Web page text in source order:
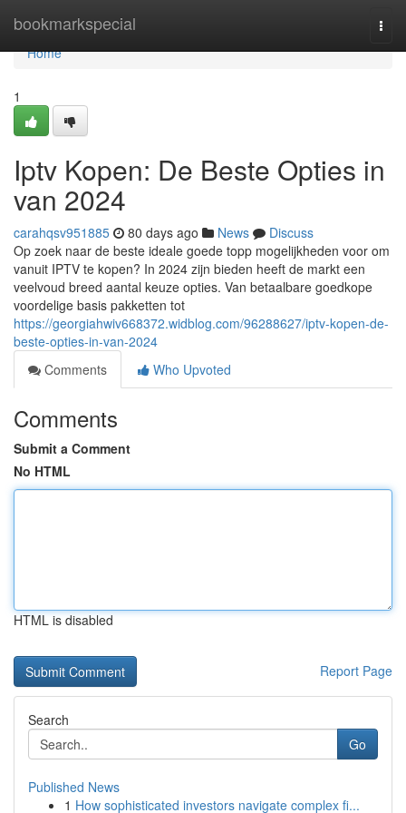
bookmarkspecial
Home
Home
1
Iptv Kopen: De Beste Opties in
van 2024
carahqsv951885 80 days ago News
Discuss
Op zoek naar de beste ideale goede topp mogelijkheden voor om
vanuit IPTV te kopen? In 2024 zijn bieden heeft de markt een
veelvoud breed aantal keuze opties. Van betaalbare goedkope
voordelige basis pakketten tot
https://georgiahwiv668372.widblog.com/96288627/iptv-kopen-de-
beste-opties-in-van-2024
Comments
Who Upvoted
Comments
Submit a Comment
No HTML
HTML is disabled
Report Page
Search
Go
Published News
1 How sophisticated investors navigate complex fi...